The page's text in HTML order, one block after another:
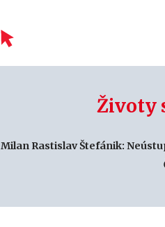
Životy
Milan Rastislav Štefánik: